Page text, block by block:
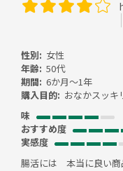
性別: 女性
年齢: 50代
期間: 6か月～1年
購入目的: おなかスッキ
味
おすすめ度
実感度
腸活には 本当に良い商